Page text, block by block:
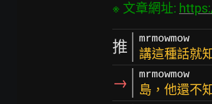
※ 文章網址:
推 mrmowmow
講這種話就
→ mrmowmow
島，他還不